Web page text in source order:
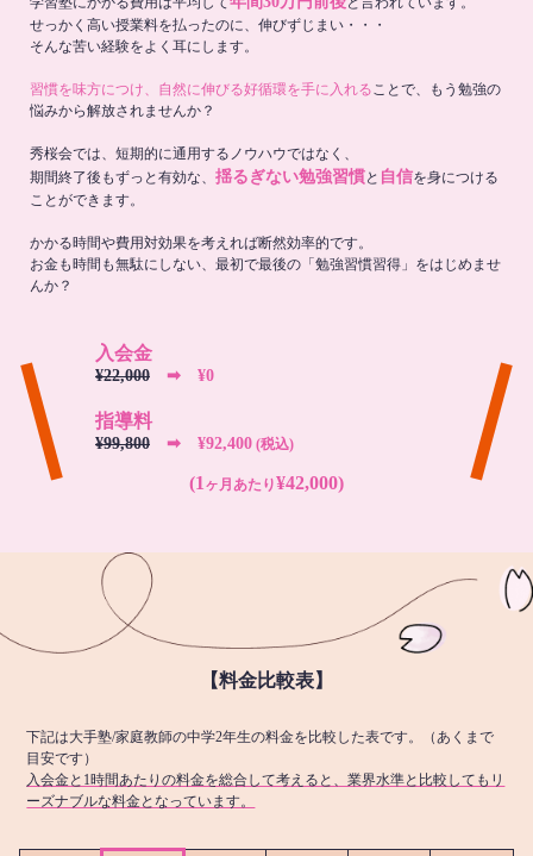
せっかく高い授業料を払ったのに、伸びずじまい・・・
そんな苦い経験をよく耳にします。
習慣を味方につけ、自然に伸びる好循環を手に入れることで、もう勉強の
悩みから解放されませんか？
秀桜会では、短期的に通用するノウハウではなく、
期間終了後もずっと有効な、 揺るぎない勉強習慣と 自信を身につける
ことができます。
かかる時間や費用対効果を考えれば断然効率的です。
お金も時間も無駄にしない、最初で最後の「勉強習慣習得」をはじめませ
んか？
入会金
¥22,000 ➡︎ ¥0
指導料
¥99,800 ➡︎ ¥92,400 (税込)
(1 ヶ月あたり¥42,000)
【料金比較表】
下記は大手塾/家庭教師の中学2年生の料金を比較した表です。（あくまで
目安です）
入会金と1時間あたりの料金を総合して考えると、業界水準と比較してもリ
ーズナブルな料金となっています。